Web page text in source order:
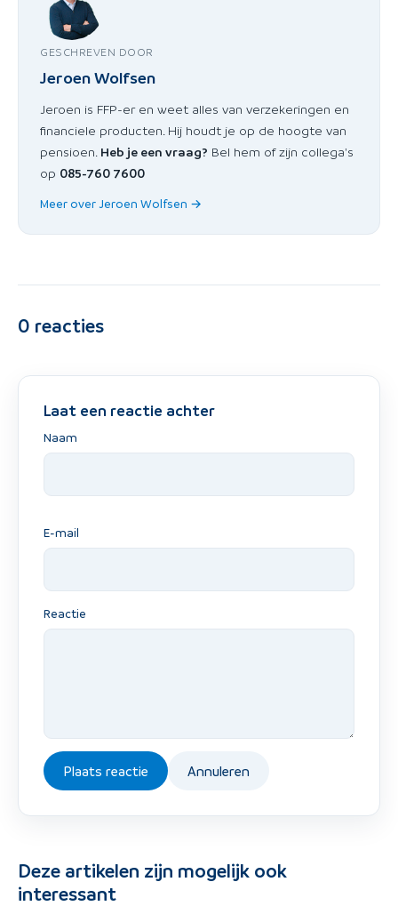
GESCHREVEN DOOR
Jeroen Wolfsen
Jeroen is FFP-er en weet alles van verzekeringen en
financiele producten. Hij houdt je op de hoogte van
pensioen. Heb je een vraag? Bel hem of zijn collega's
op 085-760 7600
Meer over Jeroen Wolfsen →
0 reacties
Laat een reactie achter
Naam
E-mail
Reactie
Plaats reactie Annuleren
Deze artikelen zijn mogelijk ook
interessant